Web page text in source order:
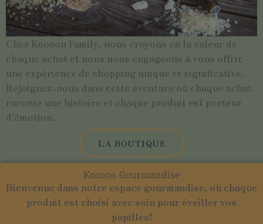
Chez Kocoon Family, nous croyons en la valeur de
chaque achat et nous nous engageons à vous offrir
une expérience de shopping unique et significative.
Rejoignez-nous dans cette aventure où chaque achat
raconte une histoire et chaque produit est porteur
d’émotion.
LA BOUTIQUE
Kocoon Gourmandise
Bienvenue dans notre espace gourmandise, où chaque
produit est choisi avec soin pour éveiller vos
papilles!